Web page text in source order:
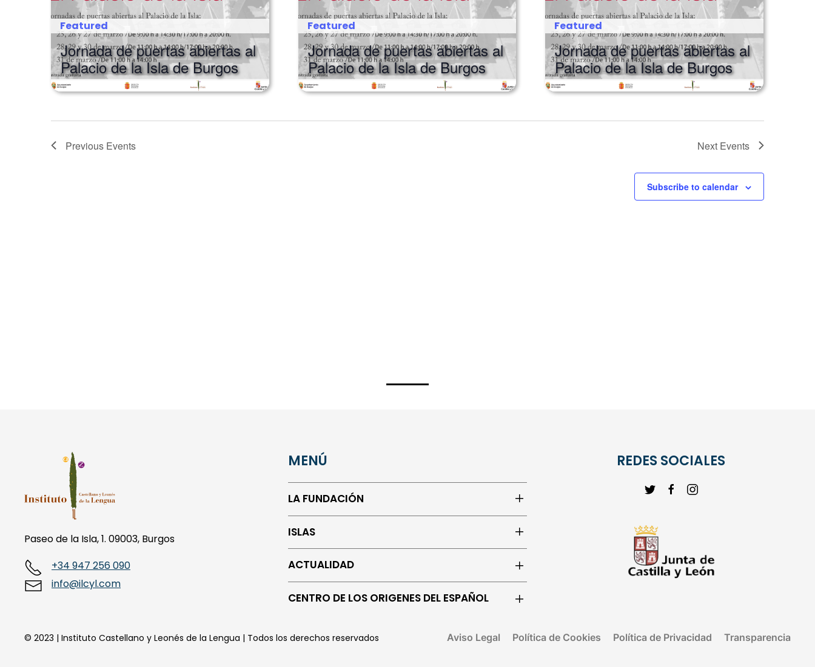
Featured
Jornada de puertas abiertas al
Palacio de la Isla de Burgos
Featured
Jornada de puertas abiertas al
Palacio de la Isla de Burgos
Featured
Jornada de puertas abiertas al
Palacio de la Isla de Burgos
Previous Events Next Events
Subscribe to calendar
Paseo de la Isla, 1. 09003, Burgos
+34 947 256 090
info@ilcyl.com
MENÚ
LA FUNDACIÓN
ISLAS
ACTUALIDAD
CENTRO DE LOS ORIGENES DEL ESPAÑOL
REDES SOCIALES
© 2023 | Instituto Castellano y Leonés de la Lengua | Todos los derechos reservados Aviso Legal Política de Cookies Política de Privacidad Transparencia